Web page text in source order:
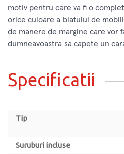
motiv pentru care va fi o
orice culoare a blatului de
de manere de margine care vor
dumneavoastra sa capete un
Specificatii
Tip
Suruburi incluse